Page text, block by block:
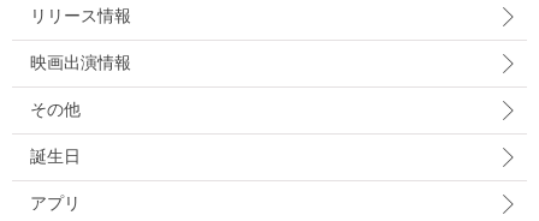
リリース情報
映画出演情報
その他
誕生日
アプリ